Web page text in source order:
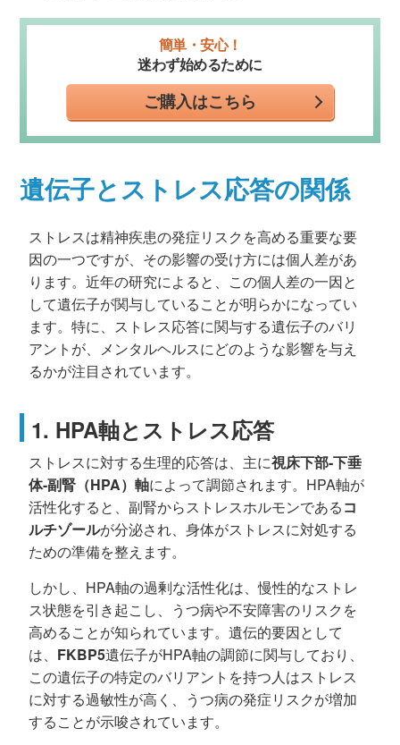
簡単・安心！
迷わず始めるために
ご購入はこちら
遺伝子とストレス応答の関係
ストレスは精神疾患の発症リスクを高める重要な要
因の一つですが、その影響の受け方には個人差があ
ります。近年の研究によると、この個人差の一因と
して遺伝子が関与していることが明らかになってい
ます。特に、ストレス応答に関与する遺伝子のバリ
アントが、メンタルヘルスにどのような影響を与え
るかが注目されています。
1. HPA軸とストレス応答
ストレスに対する生理的応答は、主に視床下部-下垂
体-副腎（HPA）軸によって調節されます。HPA軸が
活性化すると、副腎からストレスホルモンであるコ
ルチゾールが分泌され、身体がストレスに対処する
ための準備を整えます。
しかし、HPA軸の過剰な活性化は、慢性的なストレ
ス状態を引き起こし、うつ病や不安障害のリスクを
高めることが知られています。遺伝的要因として
は、 FKBP5遺伝子がHPA軸の調節に関与しており、
この遺伝子の特定のバリアントを持つ人はストレス
に対する過敏性が高く、うつ病の発症リスクが増加
することが示唆されています。